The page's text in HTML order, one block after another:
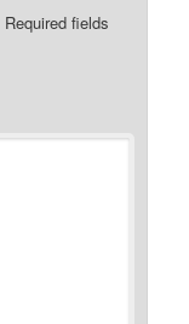
Required fields